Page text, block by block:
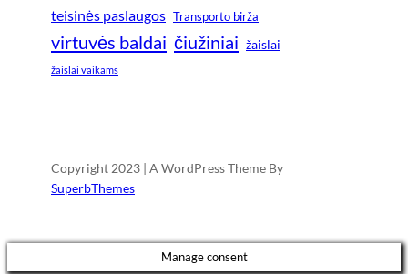
teisinės paslaugos Transporto birža
virtuvės baldai čiužiniai žaislai
žaislai vaikams
Copyright 2023 | A WordPress Theme By
SuperbThemes
Manage consent